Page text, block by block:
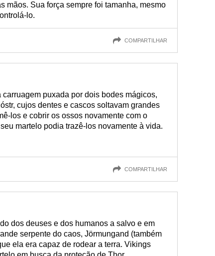
mãos. Sua força sempre foi tamanha, mesmo
lo.
COMPARTILHAR
puxada por dois bodes mágicos,
cujos dentes e cascos soltavam grandes
los e cobrir os ossos novamente com o
martelo podia trazê-los novamente à vida.
COMPARTILHAR
dos deuses e dos humanos a salvo e em
serpente do caos, Jörmungand (também
ela era capaz de rodear a terra. Vikings